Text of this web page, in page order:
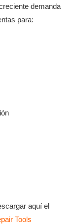
demanda
para:
aquí el
Tools